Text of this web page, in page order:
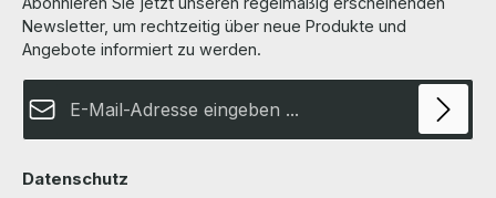
Newsletter, um rechtzeitig über neue Produkte und
Angebote informiert zu werden.
Datenschutz